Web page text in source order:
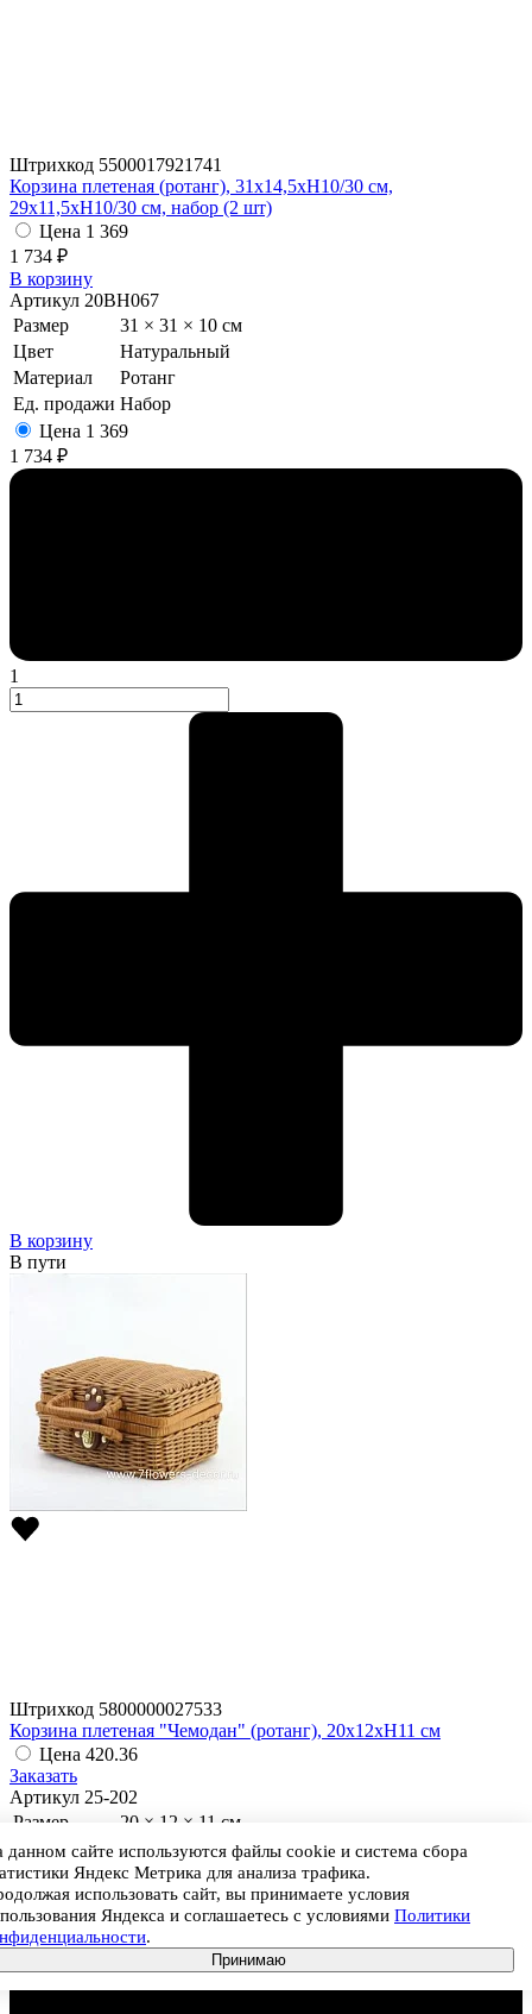
Штрихкод 5500017921741
Корзина плетеная (ротанг), 31x14,5xH10/30 см,
29x11,5xH10/30 см, набор (2 шт)
Цена 1 369
1 734 ₽
В корзину
Артикул 20BH067
Размер
31 × 31 × 10 см
Цвет
Натуральный
Материал
Ротанг
Ед. продажи Набор
Цена 1 369
1 734 ₽
1
В корзину
В пути
Штрихкод 5800000027533
Корзина плетеная "Чемодан" (ротанг), 20x12xH11 см
Цена 420.36
Заказать
Артикул 25-202
Размер
20 × 12 × 11 см
Цвет
Натуральный
Материал
Ротанг
Ед. продажи Штука
Цена 420.36
данном сайте используются файлы cookie и система сбора
Яндекс Метрика для анализа трафика.
использовать сайт, вы принимаете условия
Яндекса и соглашаетесь с условиями Политики
.
Принимаю